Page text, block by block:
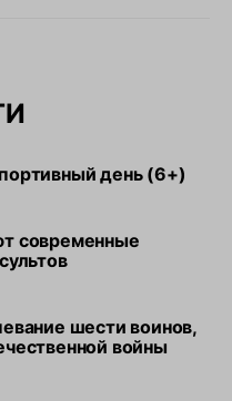
день (6+)
современные
шести воинов,
войны